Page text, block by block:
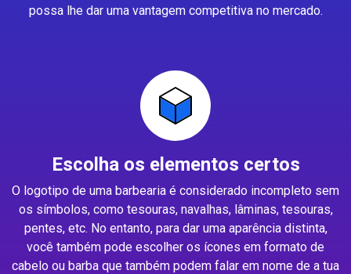
possa lhe dar uma vantagem competitiva no mercado.
Escolha os elementos certos
O logotipo de uma barbearia é considerado incompleto sem
os símbolos, como tesouras, navalhas, lâminas, tesouras,
pentes, etc. No entanto, para dar uma aparência distinta,
você também pode escolher os ícones em formato de
cabelo ou barba que também podem falar em nome de a tua